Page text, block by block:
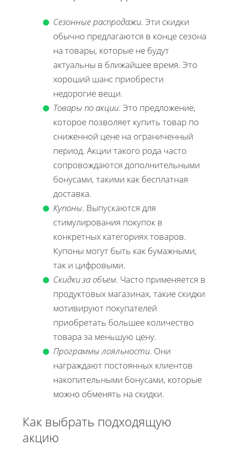
Сезонные распродажи. Эти скидки
обычно предлагаются в конце сезона
на товары, которые не будут
актуальны в ближайшее время. Это
хороший шанс приобрести
недорогие вещи.
Товары по акции. Это предложение,
которое позволяет купить товар по
сниженной цене на ограниченный
период. Акции такого рода часто
сопровождаются дополнительными
бонусами, такими как бесплатная
доставка.
Купоны. Выпускаются для
стимулирования покупок в
конкретных категориях товаров.
Купоны могут быть как бумажными,
так и цифровыми.
Скидки за объем. Часто применяется в
продуктовых магазинах, такие скидки
мотивируют покупателей
приобретать большее количество
товара за меньшую цену.
Программы лояльности. Они
награждают постоянных клиентов
накопительными бонусами, которые
можно обменять на скидки.
Как выбрать подходящую
акцию